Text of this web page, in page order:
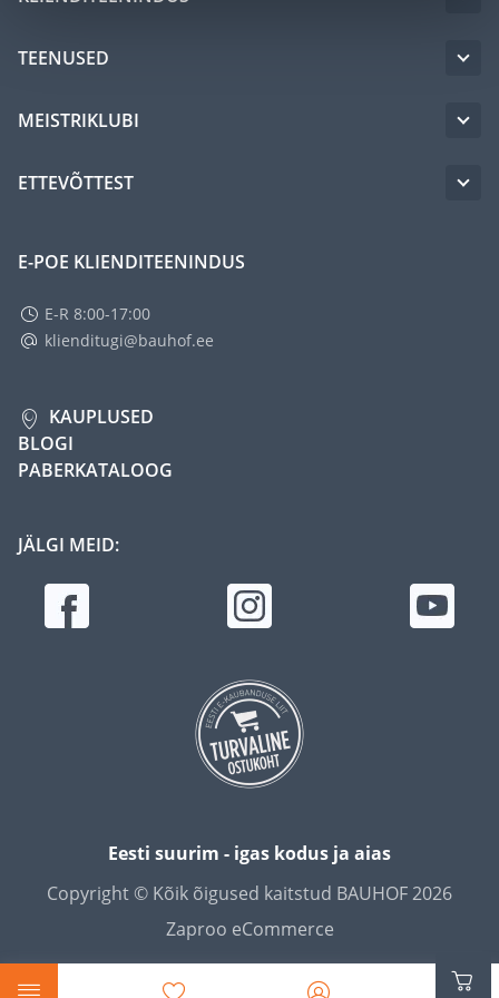
TEENUSED
MEISTRIKLUBI
ETTEVÕTTEST
E-POE KLIENDITEENINDUS
E-R 8:00-17:00
klienditugi@bauhof.ee
KAUPLUSED
BLOGI
PABERKATALOOG
JÄLGI MEID:
Eesti suurim - igas kodus ja aias
Copyright © Kõik õigused kaitstud BAUHOF 2026
Zaproo eCommerce